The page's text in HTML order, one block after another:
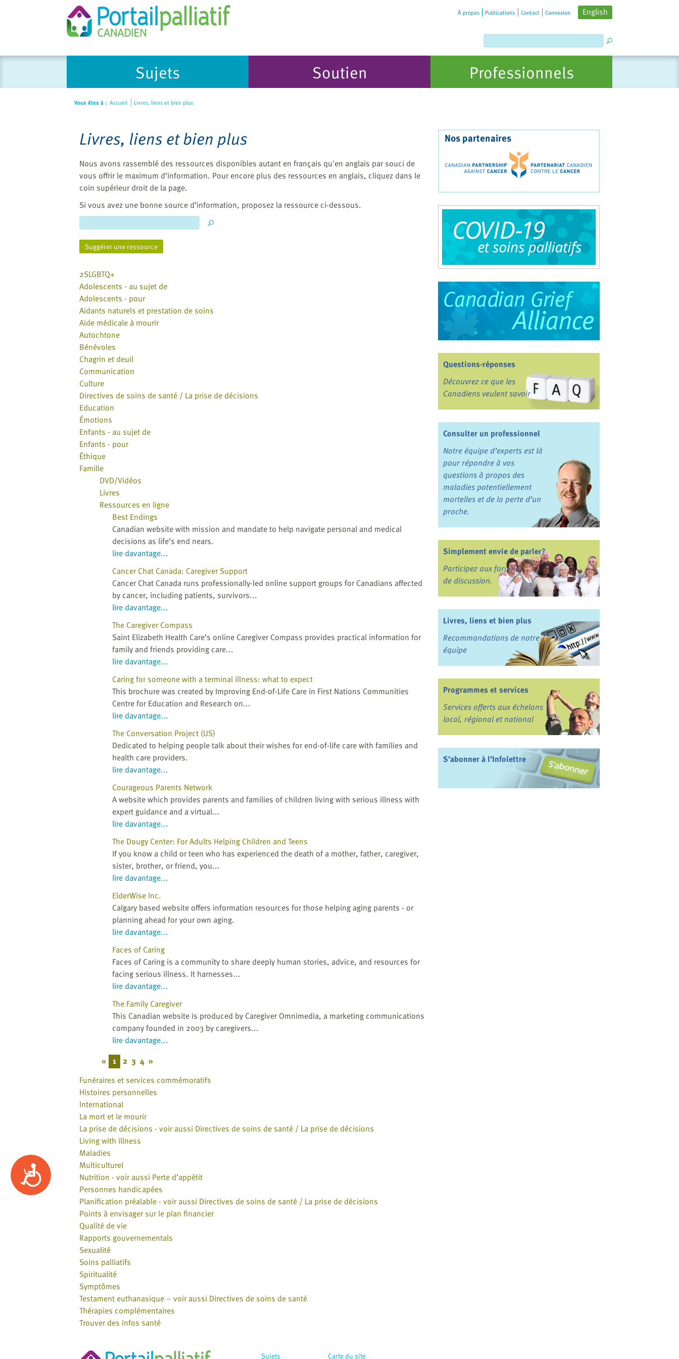
Accessibility
Please
À propos Publications Contact Connexion English
Sujets Soutien Professionnels
Vous êtes à : Accueil Livres, liens et bien plus
Livres, liens et bien plus
Nous avons rassemblé des ressources disponibles autant en français qu'en anglais par souci de
vous offrir le maximum d’information. Pour encore plus des ressources en anglais, cliquez dans le
coin supérieur droit de la page.
Si vous avez une bonne source d’information, proposez la ressource ci-dessous.
Suggérer une ressource
2SLGBTQ+
Adolescents - au sujet de
Adolescents - pour
Aidants naturels et prestation de soins
Aide médicale à mourir
Autochtone
Bénévoles
Chagrin et deuil
Communication
Culture
Directives de soins de santé / La prise de décisions
Education
Émotions
Enfants - au sujet de
Enfants - pour
Éthique
Famille
DVD/Vidéos
Livres
Ressources en ligne
Best Endings
Canadian website with mission and mandate to help navigate personal and medical
decisions as life’s end nears.
lire davantage...
Cancer Chat Canada: Caregiver Support
Cancer Chat Canada runs professionally-led online support groups for Canadians affected
by cancer, including patients, survivors...
lire davantage...
The Caregiver Compass
Saint Elizabeth Health Care’s online Caregiver Compass provides practical information for
family and friends providing care...
lire davantage...
Caring for someone with a terminal illness: what to expect
This brochure was created by Improving End-of-Life Care in First Nations Communities
Centre for Education and Research on...
lire davantage...
The Conversation Project (US)
Dedicated to helping people talk about their wishes for end-of-life care with families and
health care providers.
lire davantage...
Courageous Parents Network
A website which provides parents and families of children living with serious illness with
expert guidance and a virtual...
lire davantage...
The Dougy Center: For Adults Helping Children and Teens
If you know a child or teen who has experienced the death of a mother, father, caregiver,
sister, brother, or friend, you...
lire davantage...
ElderWise Inc.
Calgary based website offers information resources for those helping aging parents - or
planning ahead for your own aging.
lire davantage...
Faces of Caring
Faces of Caring is a community to share deeply human stories, advice, and resources for
facing serious illness. It harnesses...
lire davantage...
The Family Caregiver
This Canadian website is produced by Caregiver Omnimedia, a marketing communications
company founded in 2003 by caregivers...
lire davantage...
« 1 2 3 4 »
Funéraires et services commémoratifs
Histoires personnelles
International
La mort et le mourir
La prise de décisions - voir aussi Directives de soins de santé / La prise de décisions
Living with illness
Maladies
Multiculturel
Nutrition - voir aussi Perte d’appétit
Personnes handicapées
Planification préalable - voir aussi Directives de soins de santé / La prise de décisions
Points à envisager sur le plan financier
Qualité de vie
Rapports gouvernementals
Sexualité
Soins palliatifs
Spiritualité
Symptômes
Testament euthanasique – voir aussi Directives de soins de santé
Thérapies complémentaires
Trouver des infos santé
Nos partenaires
Questions-réponses
Découvrez ce que les
Canadiens veulent savoir
Consulter un professionnel
Notre équipe d’experts est là
pour répondre à vos
questions à propos des
maladies potentiellement
mortelles et de la perte d’un
proche.
Simplement envie de parler?
Participez aux forums
de discussion.
Livres, liens et bien plus
Recommandations de notre
équipe
Programmes et services
Services offerts aux échelons
local, régional et national
S’abonner à l’Infolettre
Sujets Carte du site